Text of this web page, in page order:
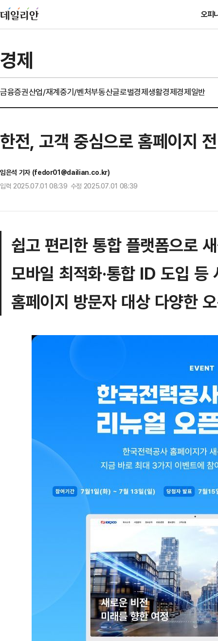
오피
경제
금융증권산업/재계중기/벤처부동산글로벌경제생활경제경제일반
한전, 고객 중심으로 홈페이지
임은석 기자 (fedor01@dailian.co.kr)
입력 2025.07.01 08:39 수정 2025.07.01 08:39
쉽고 편리한 통합 플랫폼으로
모바일 최적화·통합 ID 도입
홈페이지 방문자 대상 다양한